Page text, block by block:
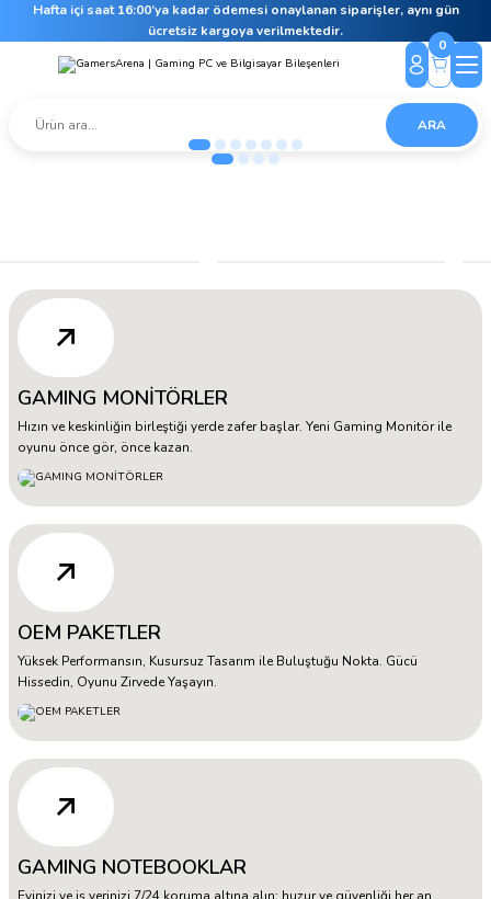
Hafta içi saat 16:00’ya kadar ödemesi onaylanan siparişler, aynı gün
ücretsiz kargoya verilmektedir.
ARA
0
GAMING MONİTÖRLER
Hızın ve keskinliğin birleştiği yerde zafer başlar. Yeni Gaming Monitör ile
oyunu önce gör, önce kazan.
OEM PAKETLER
Yüksek Performansın, Kusursuz Tasarım ile Buluştuğu Nokta. Gücü
Hissedin, Oyunu Zirvede Yaşayın.
GAMING NOTEBOOKLAR